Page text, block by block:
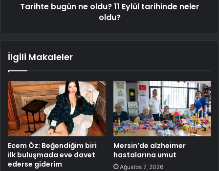
Tarihte bugün ne oldu? 11 Eylül tarihinde neler
oldu?
İlgili Makaleler
Ecem Öz: Beğendiğim biri
ilk buluşmada eve davet
ederse giderim
Mersin’de alzheimer
hastalarına umut
Ağustos 7, 2026